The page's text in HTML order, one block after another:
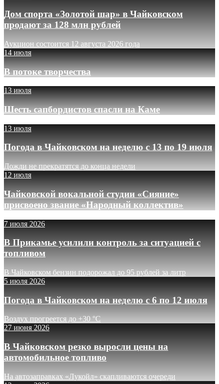
Дом спорта «Золотой шар» в Чайковском
продают за 128 млн рублей
Аукцион состоится 12 августа 2026 года
14 июля
В потоке творчества
13 июля
Шесть сапбордистов спасли на Каме
13 июля
Погода в Чайковском на неделю с 13 по 19 июля
Дожди не прекратятся до конца недели
12 июля
Чайковской вокальной студии «Сияние»
присвоено звание «Народный коллектив»
7 июля 2026
В Прикамье усилили контроль за ситуацией с
топливом
В Чайковском бензин подорожал до 95 рублей за литр
5 июля 2026
Погода в Чайковском на неделю с 6 по 12 июля
Воздух прогреется до +30 °C
27 июня 2026
В Чайковском резко выросли цены на
автомобильное топливо
На автозаправках «Лукойл» скапливаются очереди